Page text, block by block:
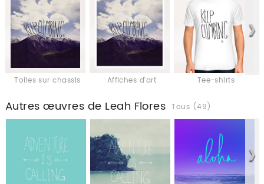
Toiles sur chassis Affiches d'art Tee-shirts
Autres œuvres de Leah Flores Tous (49)